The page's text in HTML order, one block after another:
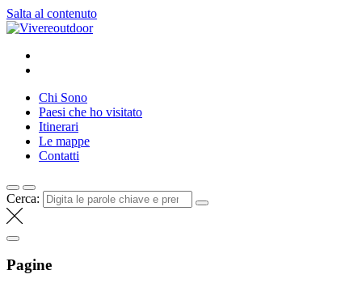
Salta al contenuto
Vivereoutdoor
Make every day an adventure
Chi Sono
Paesi che ho visitato
Itinerari
Le mappe
Contatti
Cerca:
Pagine